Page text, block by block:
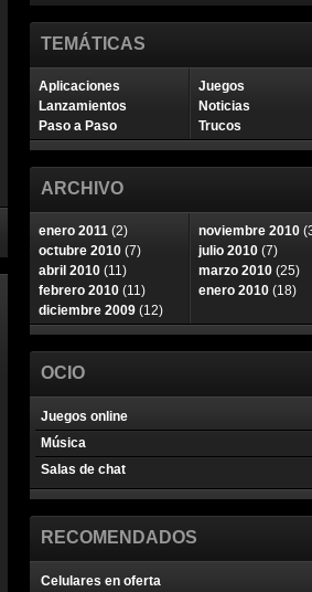
TEMÁTICAS
Aplicaciones
Juegos
Lanzamientos
Noticias
Paso a Paso
Trucos
ARCHIVO
enero 2011 (2) noviembre 2010
octubre 2010 (7) julio 2010 (7)
abril 2010 (11) marzo 2010 (25)
febrero 2010 (11) enero 2010 (18)
diciembre 2009 (12)
OCIO
Juegos online
Música
Salas de chat
RECOMENDADOS
Celulares en oferta